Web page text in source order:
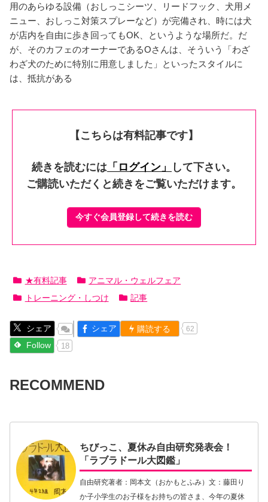
用のあらゆる設備（おしっこシーツ、リードフック、犬用メ
ニュー、おしっこ対策スプレーなど）が完備され、時には犬
が店内を自由に歩き回ってもOK、というような場所だ。だ
が、そのカフェのオーナーであるOさんは、そういう「わざ
わざ犬のために特別に用意しました」といったスタイルに
は、抵抗がある
【こちらは有料記事です】
続きを読むには 「ログイン」
して下さい。
ご購読いただくと続きをご覧いただけます。
今すぐ会員登録して続きを読む
★有料記事
アニマル・ウェルフェア
トレーニング・しつけ
記事
シェア シェア 購読する 62
Follow 18
RECOMMEND
ちびっこ、夏休み自由研究発表会！
「ラブラドール大図鑑」
自由研究著者：岡本文（おかもとふみ）文：藤田り
か子小学生のお子様をお持ちの皆さま、今年の夏休